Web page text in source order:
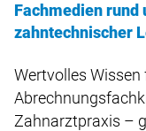
Fachmedien rund
zahntechnischer
Wertvolles
Zahnarztpraxis –